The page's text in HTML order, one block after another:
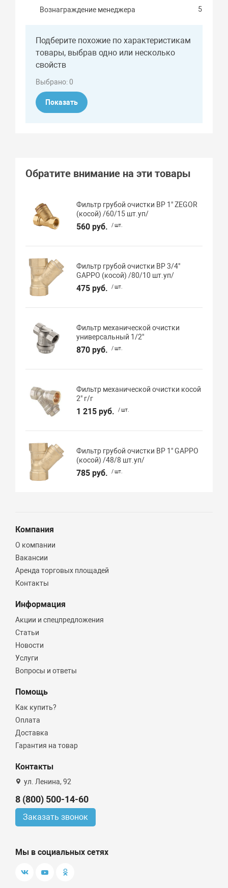
Вознаграждение менеджера 5
Подберите похожие по характеристикам
товары, выбрав одно или несколько
свойств
Выбрано:0
Показать
Обратите внимание на эти товары
Фильтр грубой очистки ВР 1" ZEGOR
(косой) /60/15 шт.уп/
560 руб. / шт.
Фильтр грубой очистки ВР 3/4"
GAPPO (косой) /80/10 шт.уп/
475 руб. / шт.
Фильтр механической очистки
универсальный 1/2"
870 руб. / шт.
Фильтр механической очистки косой
2" г/г
1 215 руб. / шт.
Фильтр грубой очистки ВР 1" GAPPO
(косой) /48/8 шт.уп/
785 руб. / шт.
Компания
О компании
Вакансии
Аренда торговых площадей
Контакты
Информация
Акции и спецпредложения
Статьи
Новости
Услуги
Вопросы и ответы
Помощь
Как купить?
Оплата
Доставка
Гарантия на товар
Контакты
ул. Ленина, 92
8 (800) 500-14-60
Заказать звонок
Мы в социальных сетях